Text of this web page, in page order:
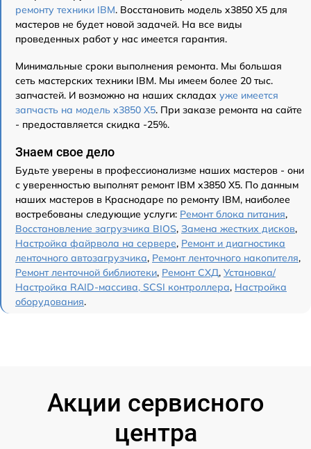
ремонту техники IBM. Восстановить модель x3850 X5 для
мастеров не будет новой задачей. На все виды
проведенных работ у нас имеется гарантия.
Минимальные сроки выполнения ремонта. Мы большая
сеть мастерских техники IBM. Мы имеем более 20 тыс.
запчастей. И возможно на наших складах уже имеется
запчасть на модель x3850 X5. При заказе ремонта на сайте
- предоставляется скидка -25%.
Знаем свое дело
Будьте уверены в профессионализме наших мастеров - они
с уверенностью выполнят ремонт IBM x3850 X5. По данным
наших мастеров в Краснодаре по ремонту IBM, наиболее
востребованы следующие услуги: Ремонт блока питания,
Восстановление загрузчика BIOS, Замена жестких дисков,
Настройка файрвола на сервере, Ремонт и диагностика
ленточного автозагрузчика, Ремонт ленточного накопителя,
Ремонт ленточной библиотеки, Ремонт СХД, Установка/
Настройка RAID-массива, SCSI контроллера, Настройка
оборудования.
Акции сервисного
центра